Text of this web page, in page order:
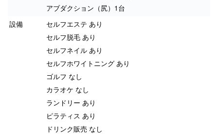
アブダクション（尻）1台
設備
セルフエステ あり
セルフ脱毛 あり
セルフネイル あり
セルフホワイトニング あり
ゴルフ なし
カラオケ なし
ランドリー あり
ピラティス あり
ドリンク販売 なし